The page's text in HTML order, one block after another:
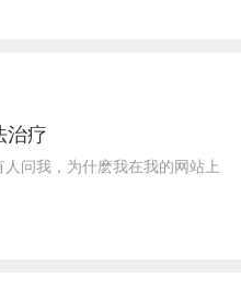
治疗
人问我，为什麽我在我的网站上